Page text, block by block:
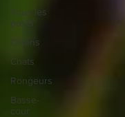
Tous les
posts
Chiens
Chats
Rongeurs
Basse-
cour